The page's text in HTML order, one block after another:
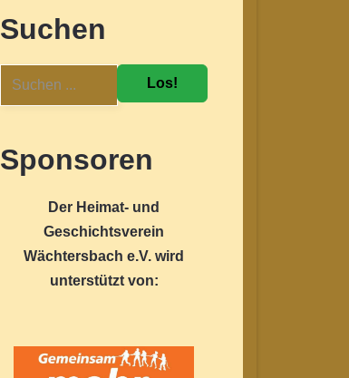
Suchen
Los!
Sponsoren
Der Heimat- und
Geschichtsverein
Wächtersbach e.V. wird
unterstützt von: